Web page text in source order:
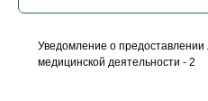
Уведомление о
медицинской деятельности - 2